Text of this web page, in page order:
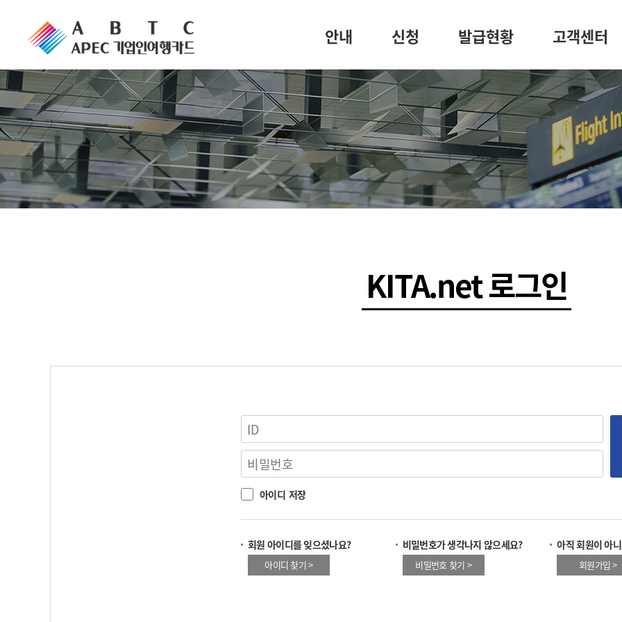
안내 신청 발급현황 고객센터
KITA.net 로그인
아이디 저장
회원 아이디를 잊으셨나요?
아이디 찾기 >
비밀번호가 생각나지 않으세요?
비밀번호 찾기 >
아직 회원이 아
회원가입 >